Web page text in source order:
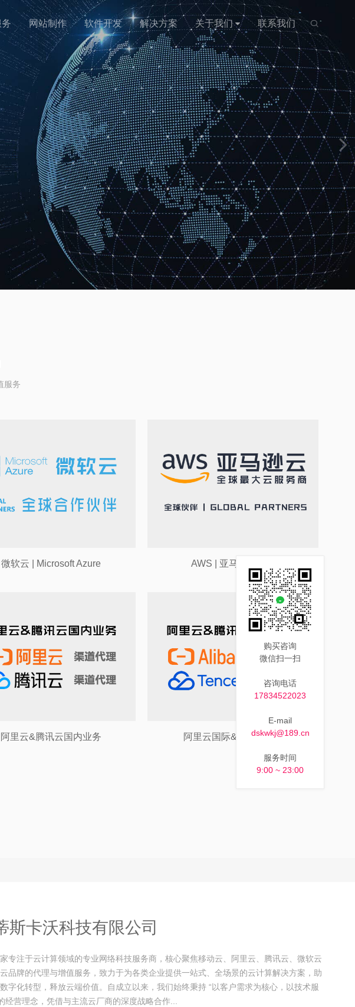

网站制作 软件开发 解决方案 关于我们 联系我们
服务
微软云 | Microsoft Azure AWS | 亚马逊云服务
阿里云&腾讯云国内业务 阿里云国际&腾讯云国际
斯卡沃科技有限公司
专注于云计算领域的专业网络科技服务商，核心聚焦移动云、阿里云、腾讯云、微软云
品牌的代理与增值服务，致力于为各类企业提供一站式、全场景的云计算解决方案，助
字化转型，释放云端价值。自成立以来，我们始终秉持 “以客户需求为核心，以技术服
经营理念，凭借与主流云厂商的深度战略合作...
购买咨询
微信扫一扫
咨询电话
17834522023
E-mail
dskwkj@189.cn
服务时间
9:00 ~ 23:00